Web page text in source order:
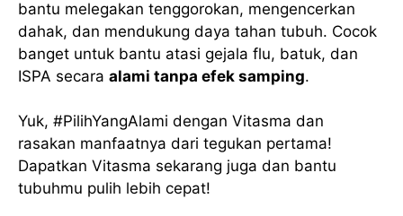
bantu melegakan tenggorokan, mengencerkan
dahak, dan mendukung daya tahan tubuh. Cocok
banget untuk bantu atasi gejala flu, batuk, dan
ISPA secara alami tanpa efek samping.
Yuk, #PilihYangAlami dengan Vitasma dan
rasakan manfaatnya dari tegukan pertama!
Dapatkan Vitasma sekarang juga dan bantu
tubuhmu pulih lebih cepat!